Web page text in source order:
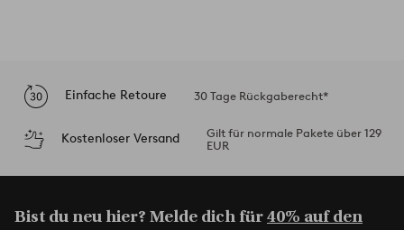
Einfache Retoure 30 Tage Rückgaberecht*
Kostenloser Versand
Gilt für normale Pakete über 129
EUR
Bist du neu hier? Melde dich für40% auf den